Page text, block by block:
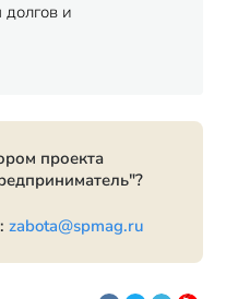
и
проекта
zabota@spmag.ru